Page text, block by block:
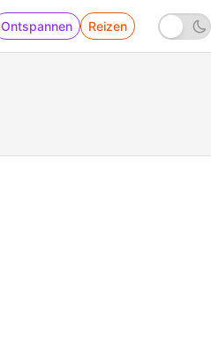
Ontspannen Reizen